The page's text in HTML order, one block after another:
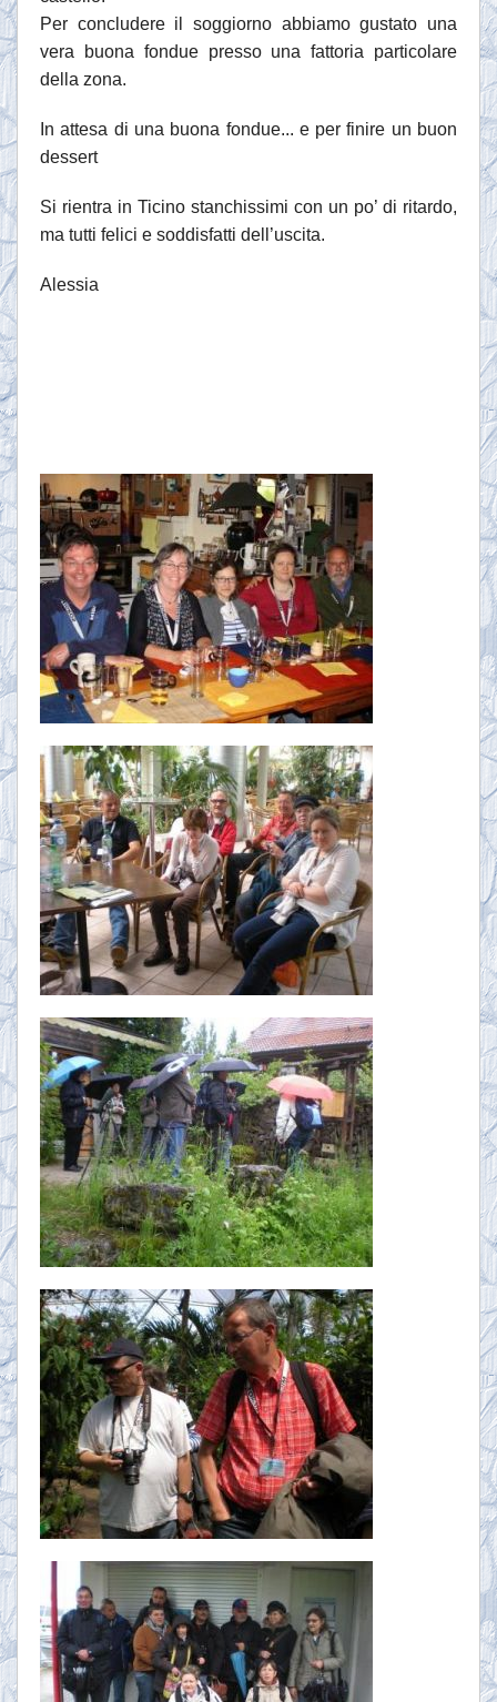
Per concludere il soggiorno abbiamo gustato una
vera buona fondue presso una fattoria particolare
della zona.
In attesa di una buona fondue... e per finire un buon
dessert
Si rientra in Ticino stanchissimi con un po’ di ritardo,
ma tutti felici e soddisfatti dell’uscita.
Alessia